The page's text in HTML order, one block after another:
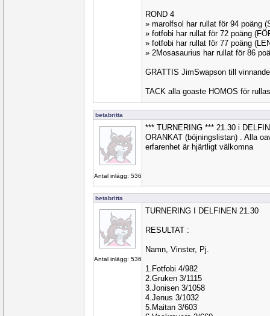
ROND 4
» marolfsol har rullat för 94 poäng
» fotfobi har rullat för 72 poäng
» fotfobi har rullat för 77 poäng
» 2Mosasaurius har rullat för 86
GRATTIS JimSwapson till
TACK alla goaste HOMOS för
betabritta
Antal inlägg: 536
*** TURNERING *** 21.30 i
ORANKAT (böjningslistan) . Alla
erfarenhet är hjärtligt välkomna
betabritta
Antal inlägg: 536
TURNERING I DELFINEN 21.30
RESULTAT :
Namn, Vinster, Pj.
1.Fotfobi 4/982
2.Gruken 3/1115
3.Jonisen 3/1058
4.Jenus 3/1032
5.Maitan 3/603